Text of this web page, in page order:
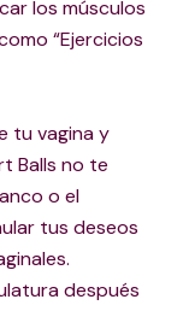
los músculos
“Ejercicios
tu vagina y
Balls no te
o el
tus deseos
después